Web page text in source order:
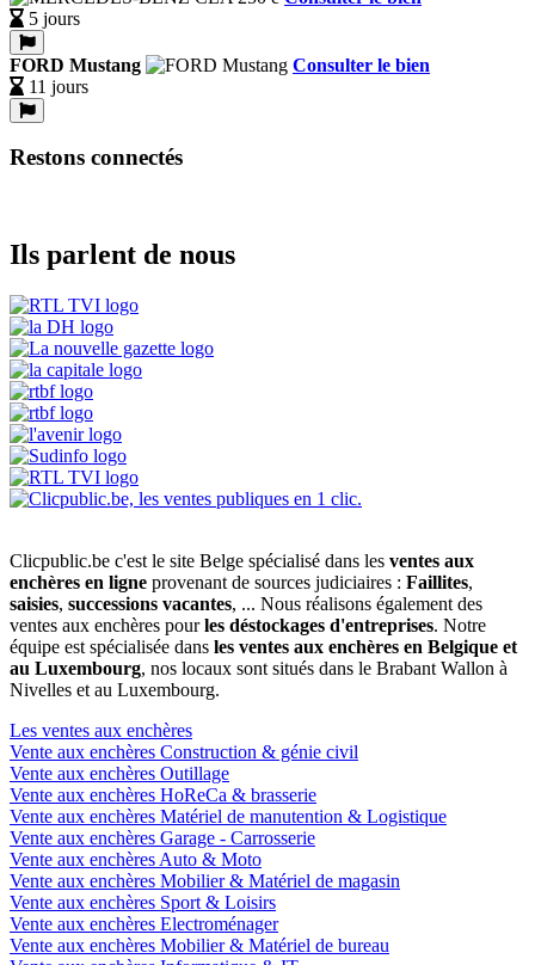
5 jours
FORD Mustang
Consulter le bien
11 jours
Restons connectés
Ils parlent de nous
Clicpublic.be c'est le site Belge spécialisé dans les ventes aux
enchères en ligne provenant de sources judiciaires : Faillites,
saisies, successions vacantes, ... Nous réalisons également des
ventes aux enchères pourles déstockages d'entreprises. Notre
équipe est spécialisée dans les ventes aux enchères en Belgique et
au Luxembourg, nos locaux sont situés dans le Brabant Wallon à
Nivelles et au Luxembourg.
Les ventes aux enchères
Vente aux enchères Construction & génie civil
Vente aux enchères Outillage
Vente aux enchères HoReCa & brasserie
Vente aux enchères Matériel de manutention & Logistique
Vente aux enchères Garage - Carrosserie
Vente aux enchères Auto & Moto
Vente aux enchères Mobilier & Matériel de magasin
Vente aux enchères Sport & Loisirs
Vente aux enchères Electroménager
Vente aux enchères Mobilier & Matériel de bureau